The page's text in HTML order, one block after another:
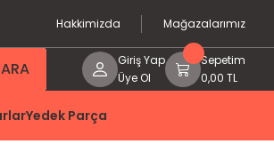
Hakkimizda Mağazalarımız
ARA
Giriş Yap
Üye Ol
Sepetim
0,00 TL
Yedek Parça